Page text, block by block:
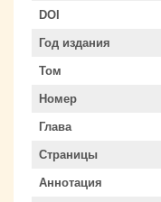
DOI
Год издания
Том
Номер
Глава
Страницы
Аннотация